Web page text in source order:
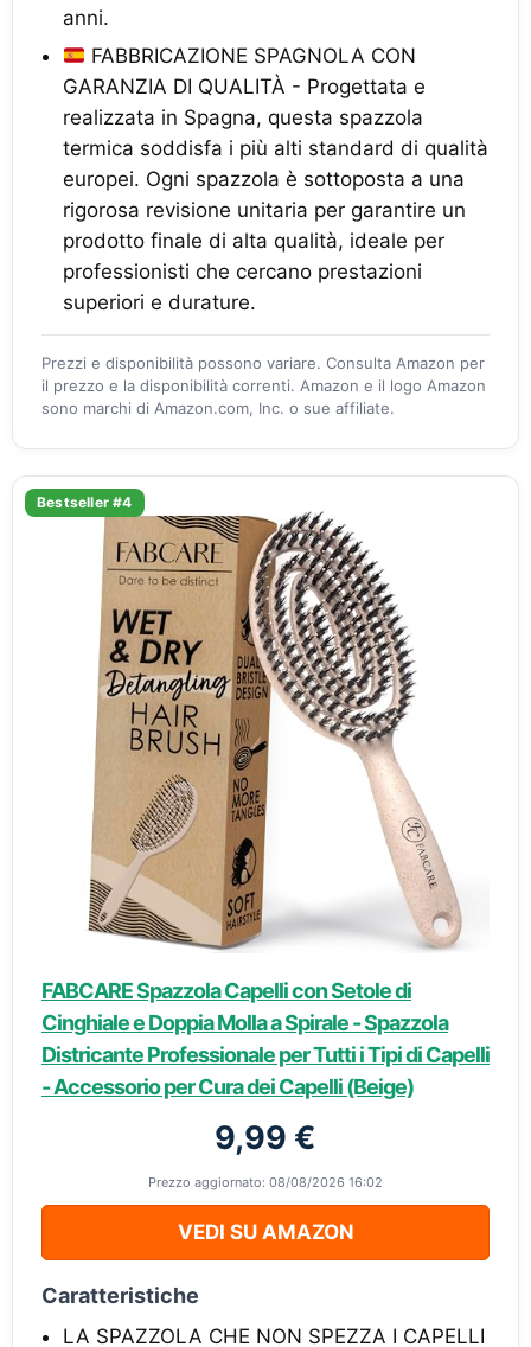
anni.
FABBRICAZIONE SPAGNOLA CON
GARANZIA DI QUALITÀ - Progettata e
realizzata in Spagna, questa spazzola
termica soddisfa i più alti standard di qualità
europei. Ogni spazzola è sottoposta a una
rigorosa revisione unitaria per garantire un
prodotto finale di alta qualità, ideale per
professionisti che cercano prestazioni
superiori e durature.
Prezzi e disponibilità possono variare. Consulta Amazon per
il prezzo e la disponibilità correnti. Amazon e il logo Amazon
sono marchi di Amazon.com, Inc. o sue affiliate.
Bestseller #4
FABCARE Spazzola Capelli con Setole di
Cinghiale e Doppia Molla a Spirale - Spazzola
Districante Professionale per Tutti i Tipi di Capelli
- Accessorio per Cura dei Capelli (Beige)
9,99 €
Prezzo aggiornato: 08/08/2026 16:02
VEDI SU AMAZON
Caratteristiche
LA SPAZZOLA CHE NON SPEZZA I CAPELLI